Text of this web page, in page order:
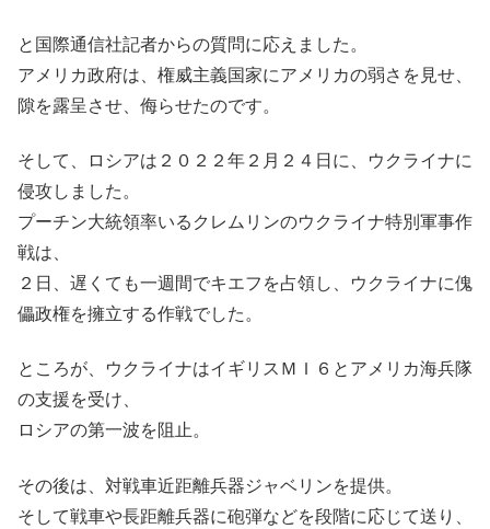
と国際通信社記者からの質問に応えました。
アメリカ政府は、権威主義国家にアメリカの弱さを見せ、
隙を露呈させ、侮らせたのです。
そして、ロシアは２０２２年２月２４日に、ウクライナに
侵攻しました。
プーチン大統領率いるクレムリンのウクライナ特別軍事作
戦は、
２日、遅くても一週間でキエフを占領し、ウクライナに傀
儡政権を擁立する作戦でした。
ところが、ウクライナはイギリスＭＩ６とアメリカ海兵隊
の支援を受け、
ロシアの第一波を阻止。
その後は、対戦車近距離兵器ジャベリンを提供。
そして戦車や長距離兵器に砲弾などを段階に応じて送り、